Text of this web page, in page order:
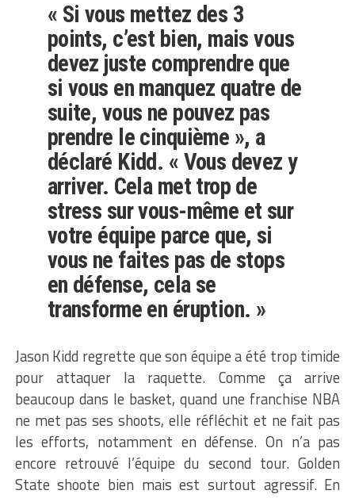
« Si vous mettez des 3
points, c’est bien, mais vous
devez juste comprendre que
si vous en manquez quatre de
suite, vous ne pouvez pas
prendre le cinquième », a
déclaré Kidd. « Vous devez y
arriver. Cela met trop de
stress sur vous-même et sur
votre équipe parce que, si
vous ne faites pas de stops
en défense, cela se
transforme en éruption. »
Jason Kidd regrette que son équipe a été trop timide
pour attaquer la raquette. Comme ça arrive
beaucoup dans le basket, quand une franchise NBA
ne met pas ses shoots, elle réfléchit et ne fait pas
les efforts, notamment en défense. On n’a pas
encore retrouvé l’équipe du second tour. Golden
State shoote bien mais est surtout agressif. En